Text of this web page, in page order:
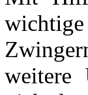
weitere